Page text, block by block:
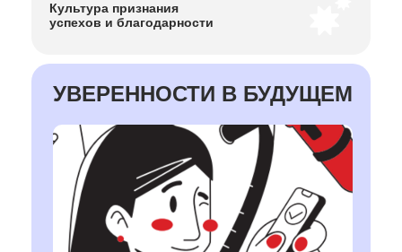
Культура признания
успехов и благодарности
УВЕРЕННОСТИ В БУДУЩЕМ